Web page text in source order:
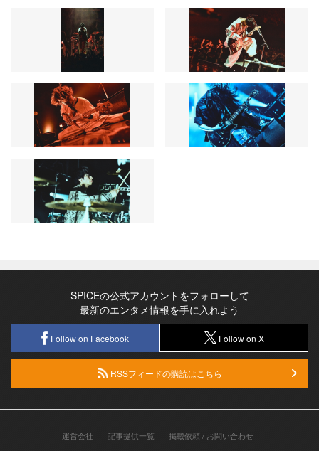
SPICEの公式アカウントをフォローして
最新のエンタメ情報を手に入れよう
Follow on Facebook Follow on X
RSSフィードの購読はこちら
運営会社 記事提供一覧
掲載依頼 / お問い合わせ